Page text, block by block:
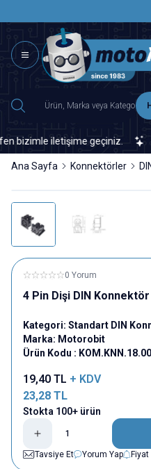
iletişime geçiniz.
Ana Sayfa Konnektörler
0 Yorum
4 Pin Dişi DIN
Kategori: Standart DIN
Marka: Motorobit
Ürün Kodu :
19,40 TL + KDV
23,28 TL
Stokta 100+ ürün
Tavsiye Et
Yorum Yap Fiyat